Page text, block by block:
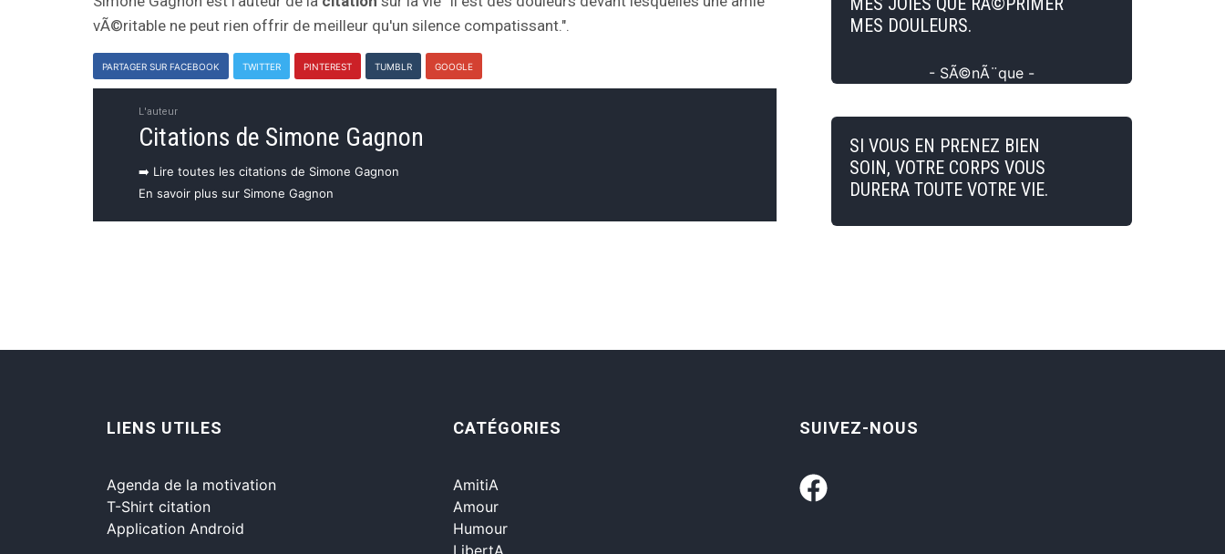
vÃ©ritable ne peut rien offrir de meilleur qu'un silence compatissant.".
PARTAGER SUR FACEBOOK TWITTER PINTEREST TUMBLR GOOGLE
L'auteur
Citations de Simone Gagnon
➡️ Lire toutes les citations de Simone Gagnon
En savoir plus sur Simone Gagnon
MES DOULEURS.
- SÃ©nÃ¨que -
SI VOUS EN PRENEZ BIEN
SOIN, VOTRE CORPS VOUS
DURERA TOUTE VOTRE VIE.
LIENS UTILES
Agenda de la motivation
T-Shirt citation
Application Android
CATÉGORIES
AmitiA
Amour
Humour
LibertA
SUIVEZ-NOUS